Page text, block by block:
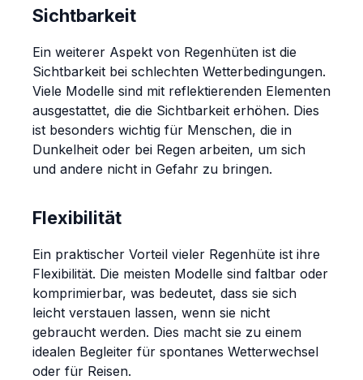
Sichtbarkeit
Ein weiterer Aspekt von Regenhüten ist die
Sichtbarkeit bei schlechten Wetterbedingungen.
Viele Modelle sind mit reflektierenden Elementen
ausgestattet, die die Sichtbarkeit erhöhen. Dies
ist besonders wichtig für Menschen, die in
Dunkelheit oder bei Regen arbeiten, um sich
und andere nicht in Gefahr zu bringen.
Flexibilität
Ein praktischer Vorteil vieler Regenhüte ist ihre
Flexibilität. Die meisten Modelle sind faltbar oder
komprimierbar, was bedeutet, dass sie sich
leicht verstauen lassen, wenn sie nicht
gebraucht werden. Dies macht sie zu einem
idealen Begleiter für spontanes Wetterwechsel
oder für Reisen.